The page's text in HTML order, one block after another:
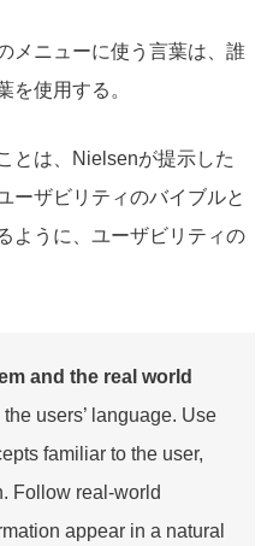
メニューに使う言葉は、誰
を使用する。
とは、Nielsenが提示した
ユーザビリティのバイブルと
ように、ユーザビリティの
and the real world
users’ language. Use
familiar to the user,
Follow real-world
appear in a natural